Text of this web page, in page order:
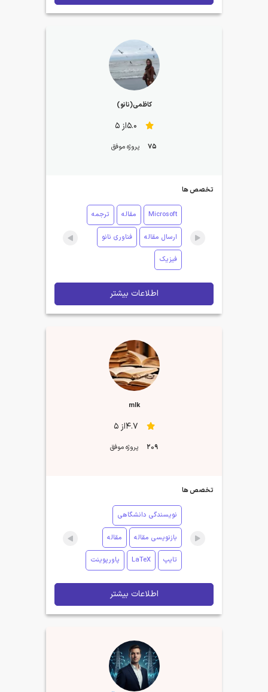
کاظمی(نانو)
5.0از 5
75 پروژه موفق
تخصص ها
Microsoft مقاله ترجمه
ارسال مقاله فناوری نانو
فیزیک
اطلاعات بیشتر
mlk
4.7از 5
209 پروژه موفق
تخصص ها
نویسندگی دانشگاهی
بازنویسی مقاله مقاله
تایپ LaTeX پاورپوینت
اطلاعات بیشتر